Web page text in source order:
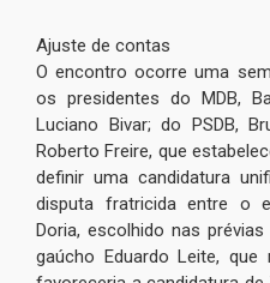
Ajuste de contas
O encontro ocorre uma
os presidentes do MDB,
Luciano Bivar; do PSDB,
Roberto Freire, que
definir uma candidatura
disputa fratricida entre o
Doria, escolhido nas
gaúcho Eduardo Leite, que